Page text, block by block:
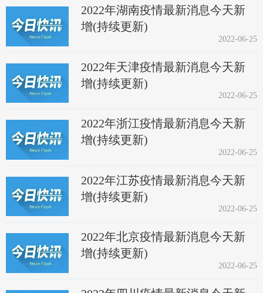
2022年湖南疫情最新消息今天新
增(持续更新)
2022-06-25
2022年天津疫情最新消息今天新
增(持续更新)
2022-06-25
2022年浙江疫情最新消息今天新
增(持续更新)
2022-06-25
2022年江苏疫情最新消息今天新
增(持续更新)
2022-06-25
2022年北京疫情最新消息今天新
增(持续更新)
2022-06-25